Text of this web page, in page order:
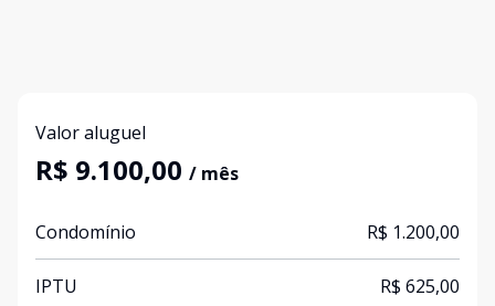
Valor aluguel
R$ 9.100,00 / mês
Condomínio R$ 1.200,00
IPTU R$ 625,00